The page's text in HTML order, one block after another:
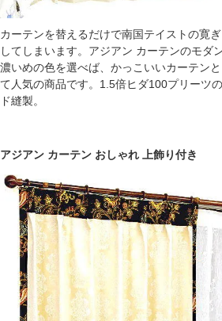
カーテンを替えるだけで南国テイストの寛
してしまいます。アジアン カーテンのモダ
濃いめの色を選べば、かっこいいカーテン
て人気の商品です。1.5倍ヒダ100プリーツ
ド縫製。
アジアン カーテン おしゃれ 上飾り付き